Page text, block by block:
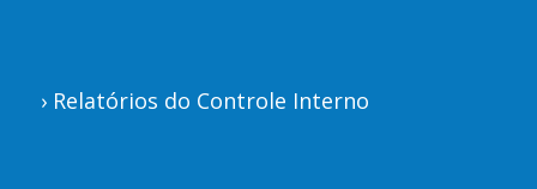
› Relatórios do Controle Interno